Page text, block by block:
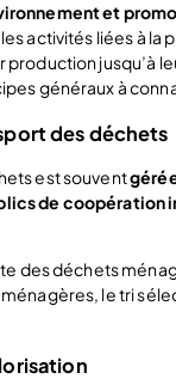
et
activités liées à la
production jusqu’à
généraux à
des déchets
est souvent
de coopération
des déchets
le tri